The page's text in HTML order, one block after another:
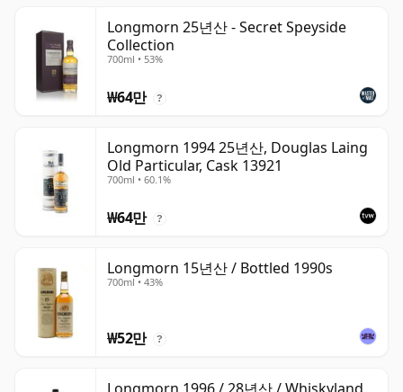
Longmorn 25년산 - Secret Speyside
Collection
700ml • 53%
₩64만 ?
Longmorn 1994 25년산, Douglas Laing
Old Particular, Cask 13921
700ml • 60.1%
₩64만 ?
Longmorn 15년산 / Bottled 1990s
700ml • 43%
₩52만 ?